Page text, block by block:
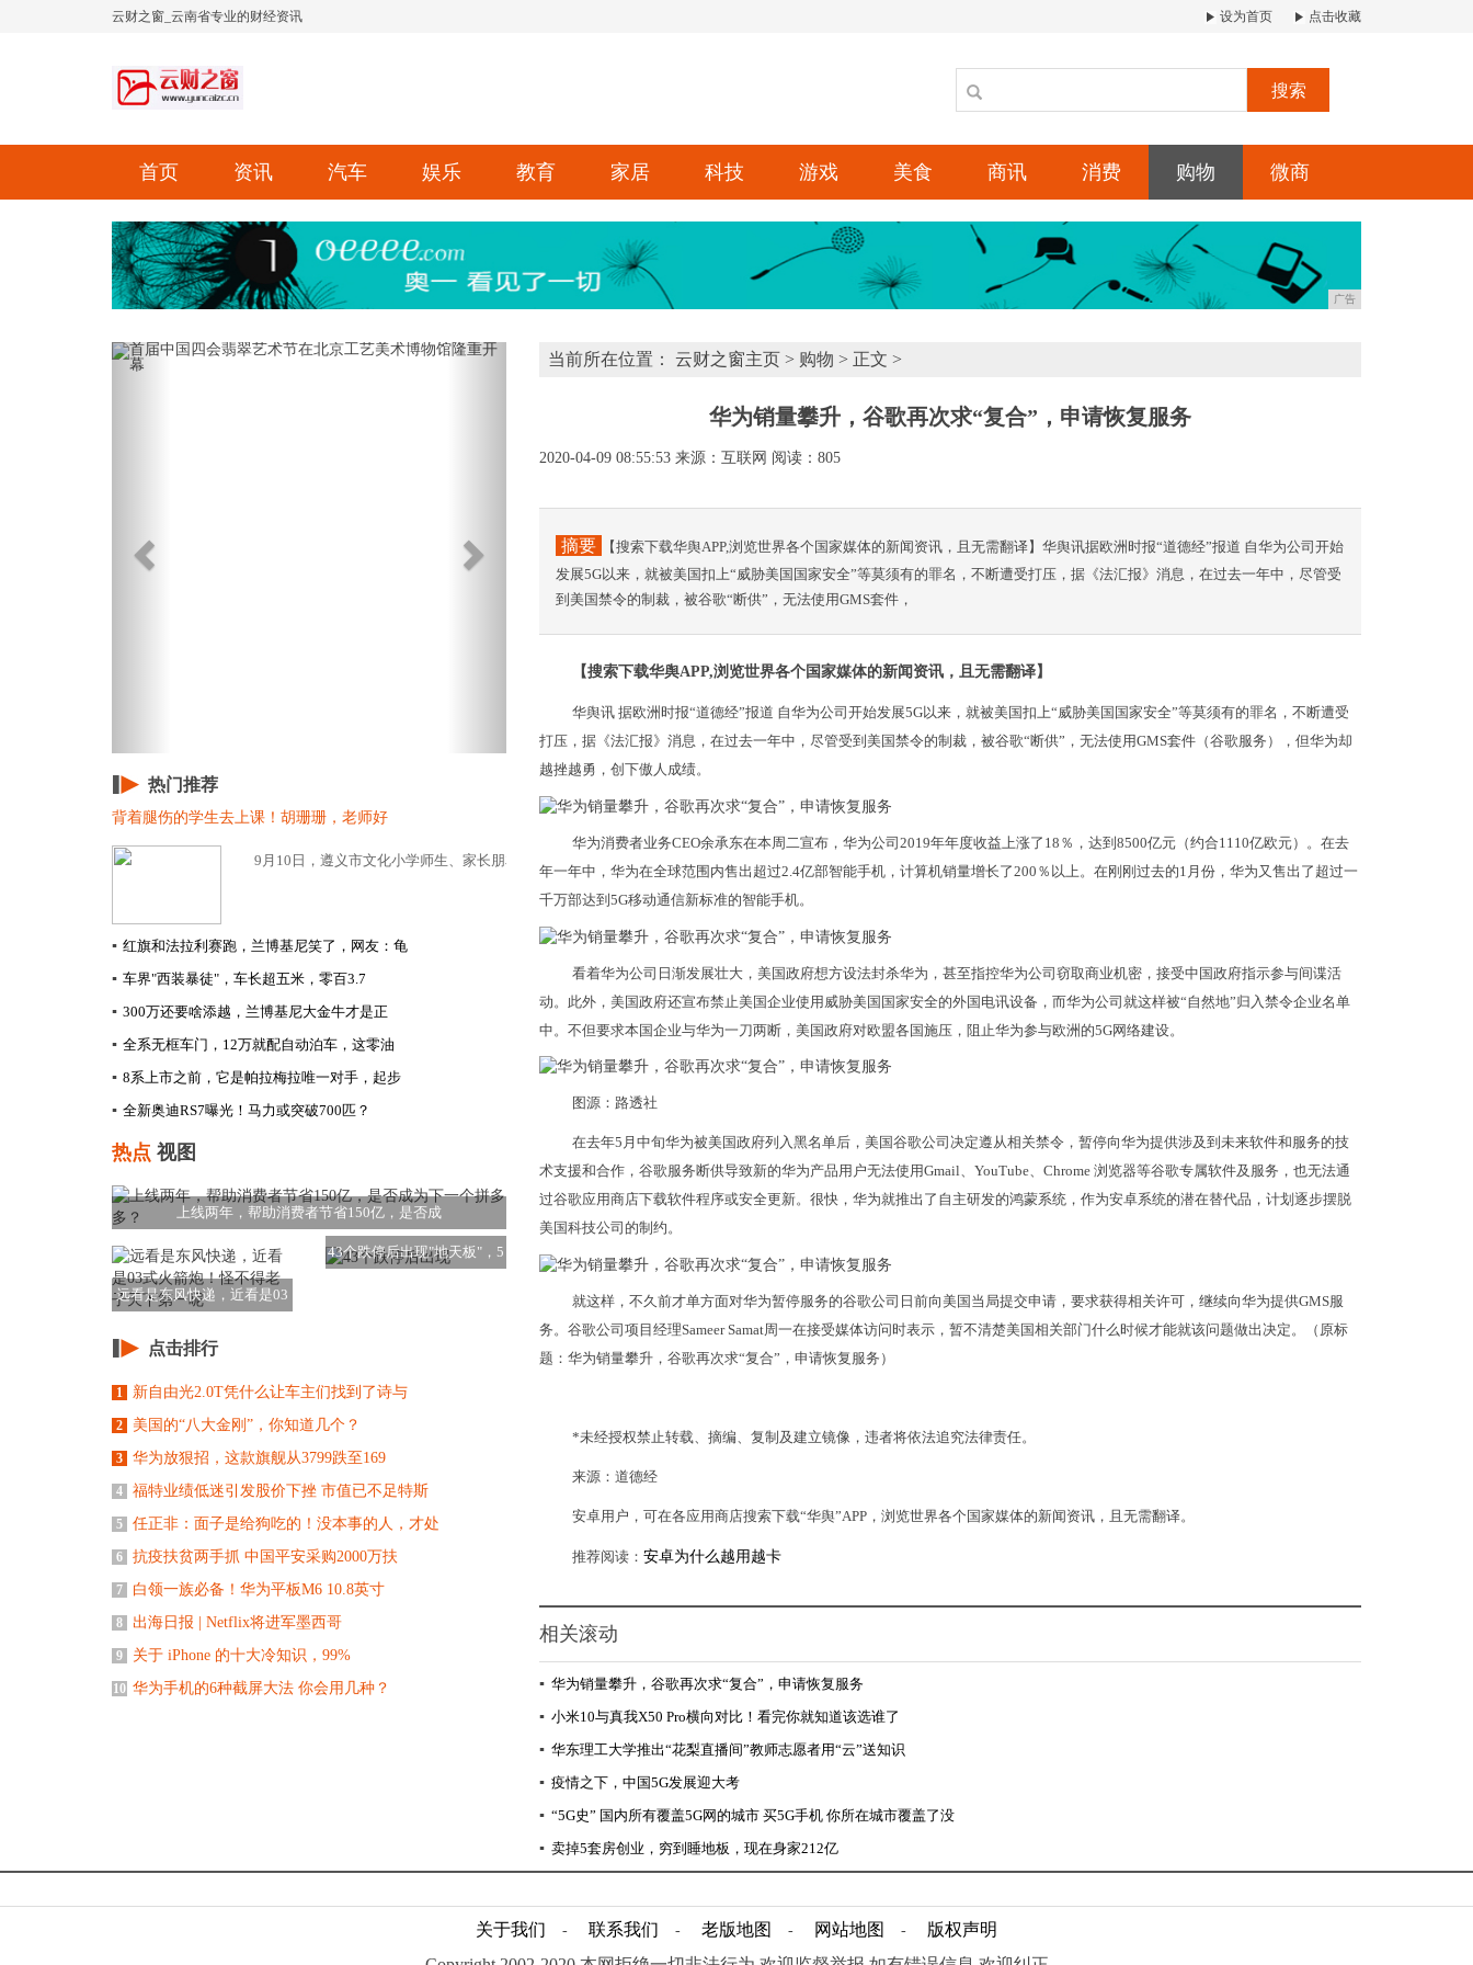
云财之窗_云南省专业的财经资讯 设为首页 点击收藏
搜索
首页 资讯 汽车 娱乐 教育 家居 科技 游戏 美食 商讯 消费 购物 微商
广告
Previous Next
热门推荐
背着腿伤的学生去上课！胡珊珊，老师好
9月10日，遵义市文化小学师生、家长朋友圈被一张照片刷爆。照片上，一名瘦弱的...
▪ 红旗和法拉利赛跑，兰博基尼笑了，网友：龟
▪ 车界"西装暴徒"，车长超五米，零百3.7
▪ 300万还要啥添越，兰博基尼大金牛才是正
▪ 全系无框车门，12万就配自动泊车，这零油
▪ 8系上市之前，它是帕拉梅拉唯一对手，起步
▪ 全新奥迪RS7曝光！马力或突破700匹？
热点 视图
上线两年，帮助消费者节省150亿，是否成
远看是东风快递，近看是03
43个跌停后出现"地天板"，5
点击排行
1 新自由光2.0T凭什么让车主们找到了诗与
2 美国的“八大金刚”，你知道几个？
3 华为放狠招，这款旗舰从3799跌至169
4 福特业绩低迷引发股价下挫 市值已不足特斯
5 任正非：面子是给狗吃的！没本事的人，才处
6 抗疫扶贫两手抓 中国平安采购2000万扶
7 白领一族必备！华为平板M6 10.8英寸
8 出海日报 | Netflix将进军墨西哥
9 关于 iPhone 的十大冷知识，99%
10 华为手机的6种截屏大法 你会用几种？
当前所在位置： 云财之窗主页 > 购物 > 正文 >
华为销量攀升，谷歌再次求“复合”，申请恢复服务
2020-04-09 08:55:53 来源：互联网 阅读：805
摘要
【搜索下载华舆APP,浏览世界各个国家媒体的新闻资讯，且无需翻译】华舆讯据欧洲时报“道德经”报道 自华为公司开始
发展5G以来，就被美国扣上“威胁美国国家安全”等莫须有的罪名，不断遭受打压，据《法汇报》消息，在过去一年中，尽管受
到美国禁令的制裁，被谷歌“断供”，无法使用GMS套件，
【搜索下载华舆APP,浏览世界各个国家媒体的新闻资讯，且无需翻译】
华舆讯 据欧洲时报“道德经”报道 自华为公司开始发展5G以来，就被美国扣上“威胁美国国家安全”等莫须有的罪名，不断遭受
打压，据《法汇报》消息，在过去一年中，尽管受到美国禁令的制裁，被谷歌“断供”，无法使用GMS套件（谷歌服务），但华为却
越挫越勇，创下傲人成绩。
华为消费者业务CEO余承东在本周二宣布，华为公司2019年年度收益上涨了18％，达到8500亿元（约合1110亿欧元）。在去
年一年中，华为在全球范围内售出超过2.4亿部智能手机，计算机销量增长了200％以上。在刚刚过去的1月份，华为又售出了超过一
千万部达到5G移动通信新标准的智能手机。
看着华为公司日渐发展壮大，美国政府想方设法封杀华为，甚至指控华为公司窃取商业机密，接受中国政府指示参与间谍活
动。此外，美国政府还宣布禁止美国企业使用威胁美国国家安全的外国电讯设备，而华为公司就这样被“自然地”归入禁令企业名单
中。不但要求本国企业与华为一刀两断，美国政府对欧盟各国施压，阻止华为参与欧洲的5G网络建设。
图源：路透社
在去年5月中旬华为被美国政府列入黑名单后，美国谷歌公司决定遵从相关禁令，暂停向华为提供涉及到未来软件和服务的技
术支援和合作，谷歌服务断供导致新的华为产品用户无法使用Gmail、YouTube、Chrome 浏览器等谷歌专属软件及服务，也无法通
过谷歌应用商店下载软件程序或安全更新。很快，华为就推出了自主研发的鸿蒙系统，作为安卓系统的潜在替代品，计划逐步摆脱
美国科技公司的制约。
就这样，不久前才单方面对华为暂停服务的谷歌公司日前向美国当局提交申请，要求获得相关许可，继续向华为提供GMS服
务。谷歌公司项目经理Sameer Samat周一在接受媒体访问时表示，暂不清楚美国相关部门什么时候才能就该问题做出决定。（原标
题：华为销量攀升，谷歌再次求“复合”，申请恢复服务）
*未经授权禁止转载、摘编、复制及建立镜像，违者将依法追究法律责任。
来源：道德经
安卓用户，可在各应用商店搜索下载“华舆”APP，浏览世界各个国家媒体的新闻资讯，且无需翻译。
推荐阅读： 安卓为什么越用越卡
相关滚动
▪ 华为销量攀升，谷歌再次求“复合”，申请恢复服务
▪ 小米10与真我X50 Pro横向对比！看完你就知道该选谁了
▪ 华东理工大学推出“花梨直播间”教师志愿者用“云”送知识
▪ 疫情之下，中国5G发展迎大考
▪ “5G史” 国内所有覆盖5G网的城市 买5G手机 你所在城市覆盖了没
▪ 卖掉5套房创业，穷到睡地板，现在身家212亿
关于我们 - 联系我们 - 老版地图 - 网站地图 -
版权声明